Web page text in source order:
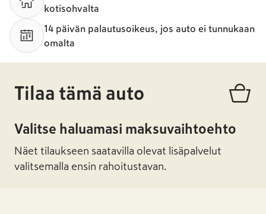
kotisohvalta
14 päivän palautusoikeus, jos auto ei tunnukaan
omalta
Tilaa tämä auto
Valitse haluamasi maksuvaihtoehto
Näet tilaukseen saatavilla olevat lisäpalvelut
valitsemalla ensin rahoitustavan.